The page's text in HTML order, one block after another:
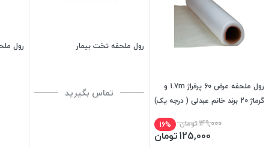
رول ملحفه عرض 60 پرفراژ 1.7m و
گرماژ 20 برند خانم عبدلی ( درجه یک)
149,000تومان 16%
125,000تومان
رول ملحفه تخت بیمار
تماس بگیرید
رول